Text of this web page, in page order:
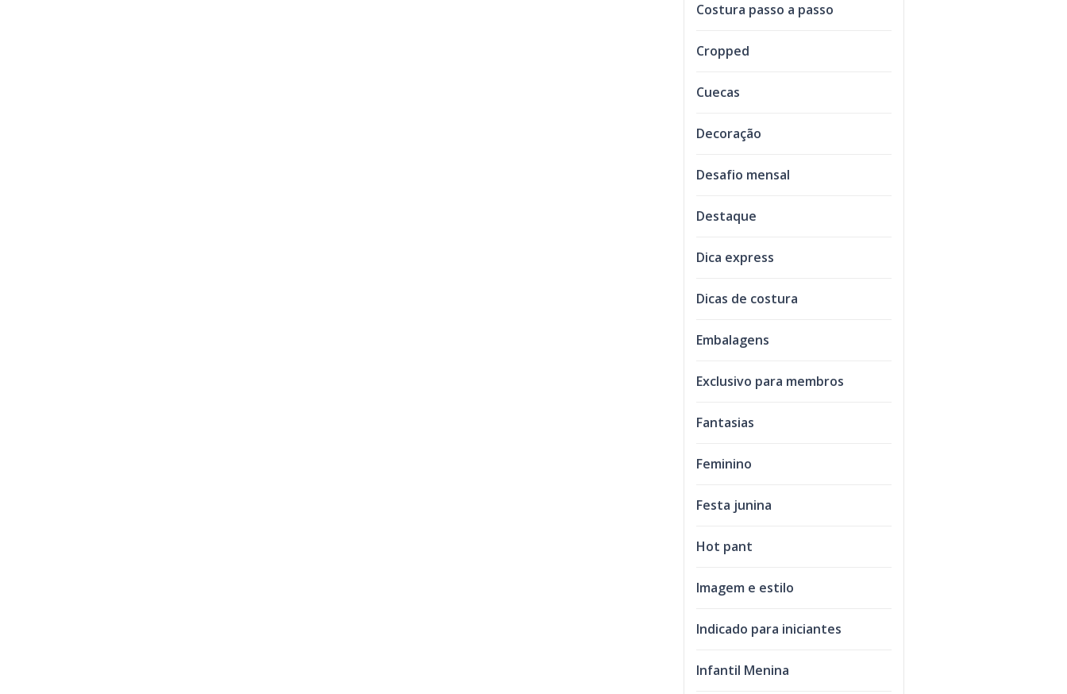
Costura passo a passo
Cropped
Cuecas
Decoração
Desafio mensal
Destaque
Dica express
Dicas de costura
Embalagens
Exclusivo para membros
Fantasias
Feminino
Festa junina
Hot pant
Imagem e estilo
Indicado para iniciantes
Infantil Menina